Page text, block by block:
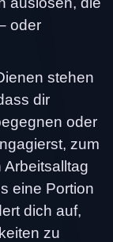
oder
stehen
dir
oder
zum
eine Portion
dich auf,
zu